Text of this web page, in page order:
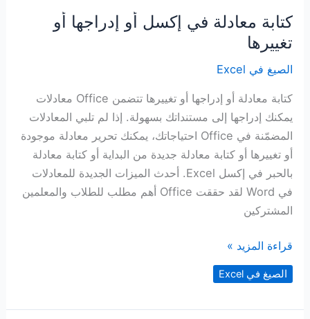
كتابة معادلة في إكسل أو إدراجها أو
تغييرها
الصيغ في Excel
كتابة معادلة أو إدراجها أو تغييرها تتضمن Office معادلات
يمكنك إدراجها إلى مستنداتك بسهولة. إذا لم تلبي المعادلات
المضمّنة في Office احتياجاتك، يمكنك تحرير معادلة موجودة
أو تغييرها أو كتابة معادلة جديدة من البداية أو كتابة معادلة
بالحبر في إكسل Excel. أحدث الميزات الجديدة للمعادلات
في Word لقد حققت Office أهم مطلب للطلاب والمعلمين
المشتركين
كتابة
معادلة
في
قراءة المزيد »
الصيغ في Excel